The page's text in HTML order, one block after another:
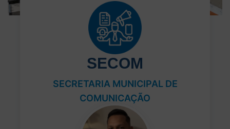
SECOM
SECRETARIA MUNICIPAL DE
COMUNICAÇÃO